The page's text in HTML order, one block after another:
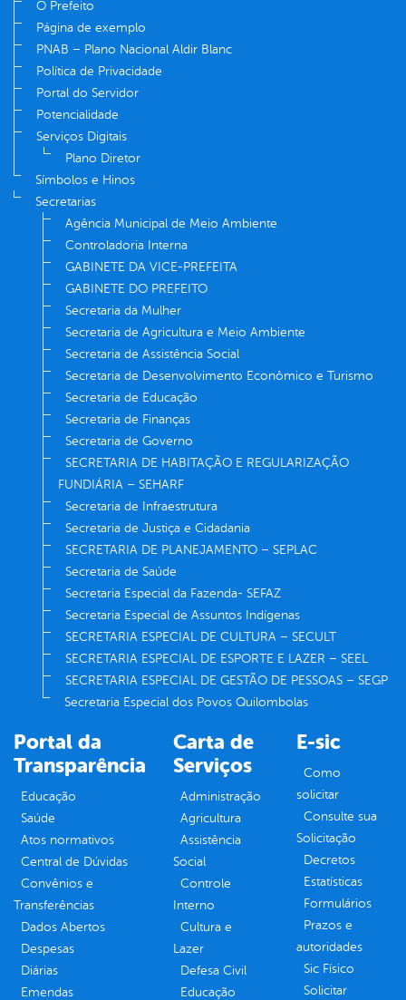
O Prefeito
Página de exemplo
PNAB – Plano Nacional Aldir Blanc
Política de Privacidade
Portal do Servidor
Potencialidade
Serviços Digitais
Plano Diretor
Símbolos e Hinos
Secretarias
Agência Municipal de Meio Ambiente
Controladoria Interna
GABINETE DA VICE-PREFEITA
GABINETE DO PREFEITO
Secretaria da Mulher
Secretaria de Agricultura e Meio Ambiente
Secretaria de Assistência Social
Secretaria de Desenvolvimento Econômico e Turismo
Secretaria de Educação
Secretaria de Finanças
Secretaria de Governo
SECRETARIA DE HABITAÇÃO E REGULARIZAÇÃO
FUNDIÁRIA – SEHARF
Secretaria de Infraestrutura
Secretaria de Justiça e Cidadania
SECRETARIA DE PLANEJAMENTO – SEPLAC
Secretaria de Saúde
Secretaria Especial da Fazenda- SEFAZ
Secretaria Especial de Assuntos Indígenas
SECRETARIA ESPECIAL DE CULTURA – SECULT
SECRETARIA ESPECIAL DE ESPORTE E LAZER – SEEL
SECRETARIA ESPECIAL DE GESTÃO DE PESSOAS – SEGP
Secretaria Especial dos Povos Quilombolas
Portal da
Transparência
Educação
Saúde
Atos normativos
Central de Dúvidas
Convênios e
Transferências
Dados Abertos
Despesas
Diárias
Emendas
Carta de
Serviços
Administração
Agricultura
Assistência
Social
Controle
Interno
Cultura e
Lazer
Defesa Civil
Educação
E-sic
Como
solicitar
Consulte sua
Solicitação
Decretos
Estatísticas
Formulários
Prazos e
autoridades
Sic Físico
Solicitar